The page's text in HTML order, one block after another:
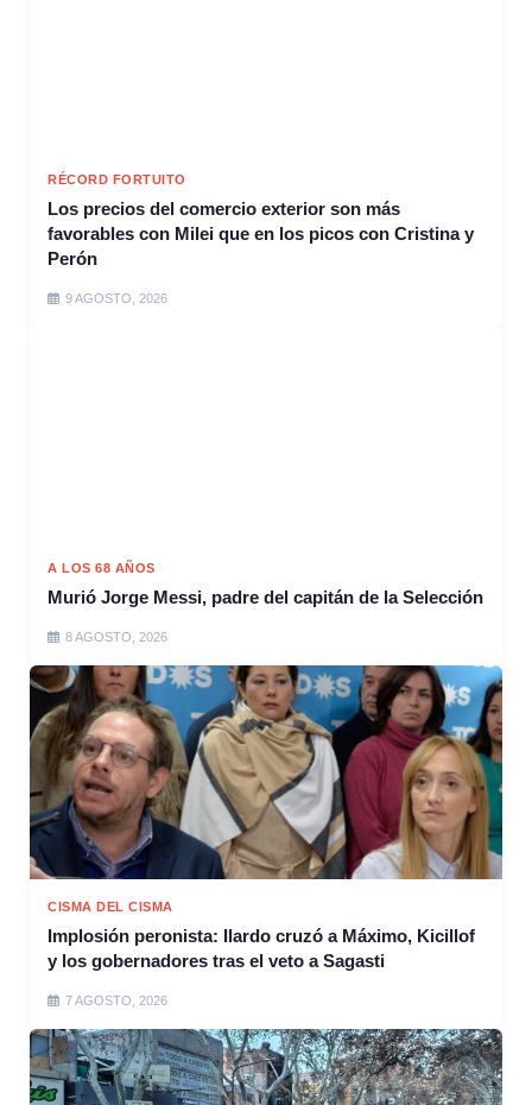
RÉCORD FORTUITO
Los precios del comercio exterior son más
favorables con Milei que en los picos con Cristina y
Perón
9 AGOSTO, 2026
A LOS 68 AÑOS
Murió Jorge Messi, padre del capitán de la Selección
8 AGOSTO, 2026
CISMA DEL CISMA
Implosión peronista: Ilardo cruzó a Máximo, Kicillof
y los gobernadores tras el veto a Sagasti
7 AGOSTO, 2026